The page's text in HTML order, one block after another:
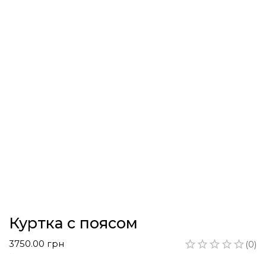
Куртка с поясом
(0)
3750.00 грн